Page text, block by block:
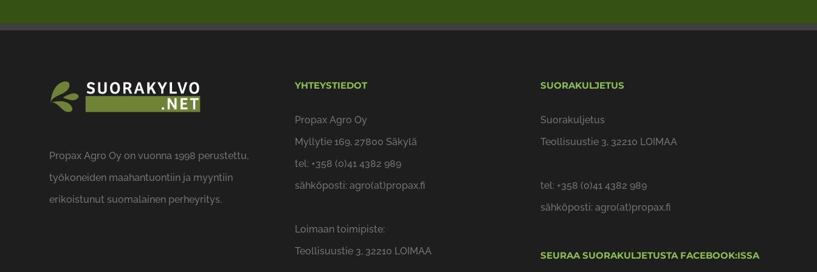
Propax Agro Oy on vuonna 1998 perustettu,
työkoneiden maahantuontiin ja myyntiin
erikoistunut suomalainen perheyritys.
YHTEYSTIEDOT
Propax Agro Oy
Myllytie 169, 27800 Säkylä
tel: +358 (0)41 4382 989
sähköposti: agro(at)propax.fi
Loimaan toimipiste:
Teollisuustie 3, 32210 LOIMAA
SUORAKULJETUS
Suorakuljetus
Teollisuustie 3, 32210 LOIMAA
tel: +358 (0)41 4382 989
sähköposti: agro(at)propax.fi
SEURAA SUORAKULJETUSTA FACEBOOK:ISSA